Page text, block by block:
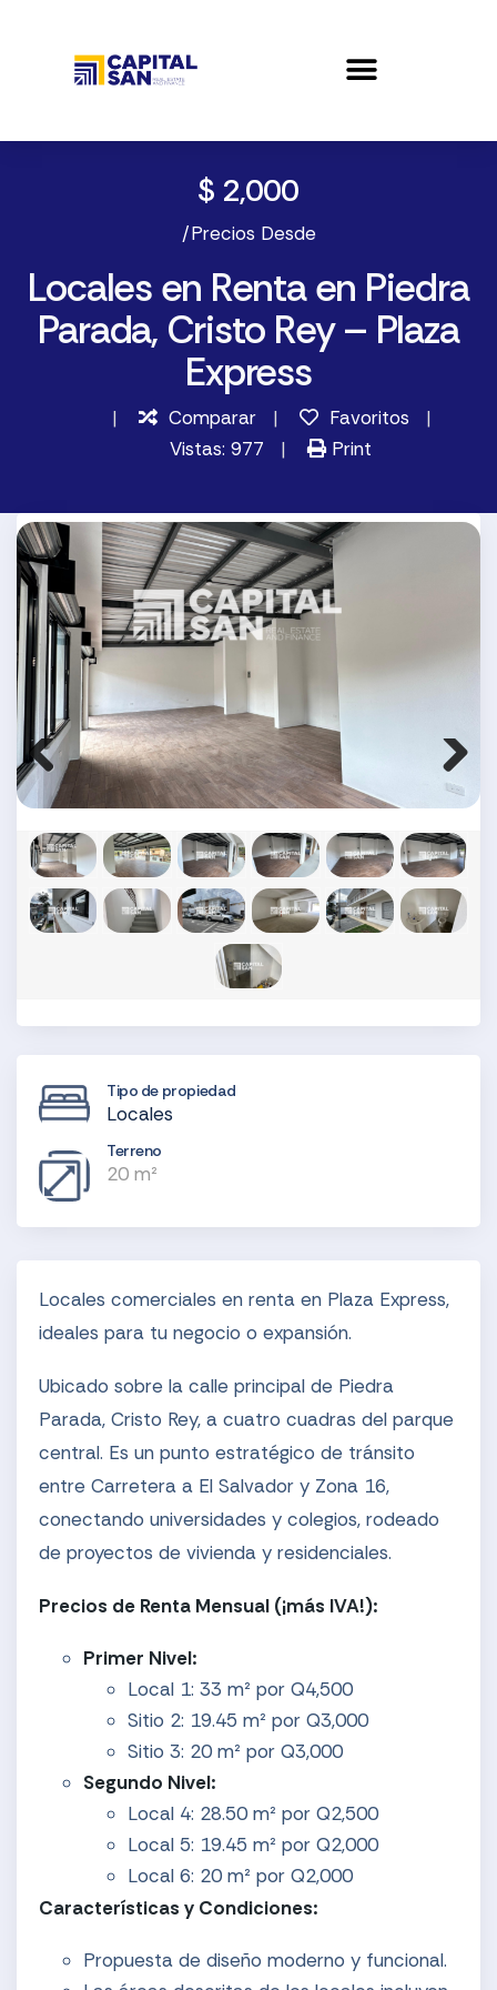
$ 2,000
/Precios Desde
Locales en Renta en Piedra
Parada, Cristo Rey – Plaza
Express
Comparar
Favoritos
Vistas: 977
Print
Tipo de propiedad
Locales
Terreno
20 m²
Locales comerciales en renta en Plaza Express,
ideales para tu negocio o expansión.
Ubicado sobre la calle principal de Piedra
Parada, Cristo Rey, a cuatro cuadras del parque
central. Es un punto estratégico de tránsito
entre Carretera a El Salvador y Zona 16,
conectando universidades y colegios, rodeado
de proyectos de vivienda y residenciales.
Precios de Renta Mensual (¡más IVA!):
Primer Nivel:
Local 1: 33 m² por Q4,500
Sitio 2: 19.45 m² por Q3,000
Sitio 3: 20 m² por Q3,000
Segundo Nivel:
Local 4: 28.50 m² por Q2,500
Local 5: 19.45 m² por Q2,000
Local 6: 20 m² por Q2,000
Características y Condiciones:
Propuesta de diseño moderno y funcional.